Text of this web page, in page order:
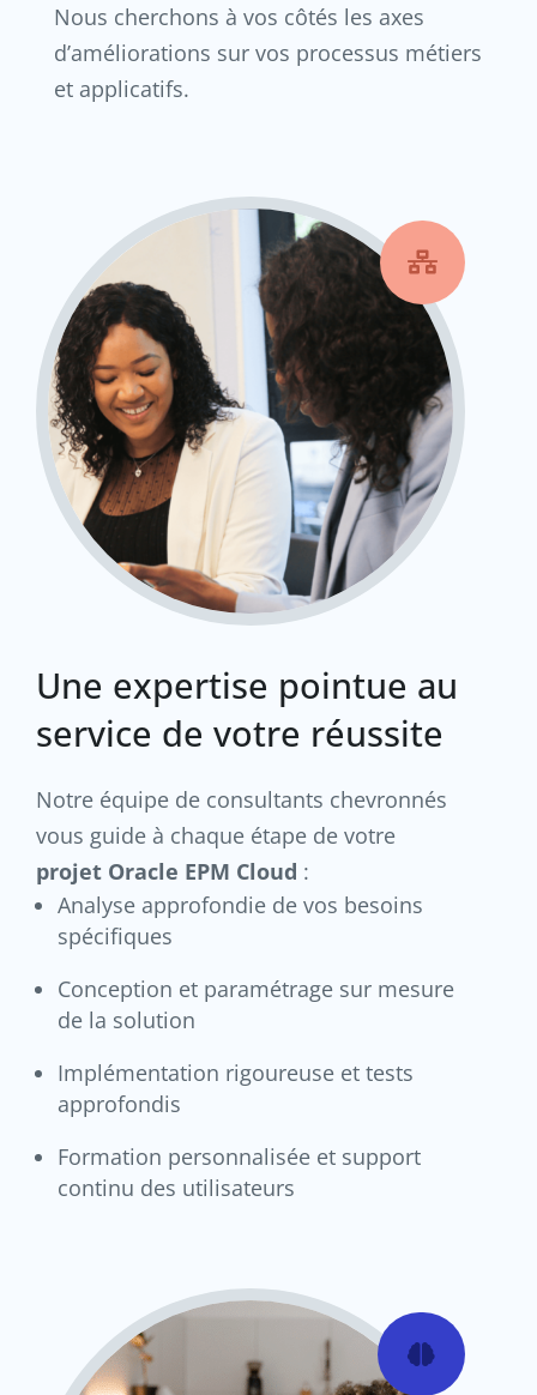
Nous cherchons à vos côtés les axes
d’améliorations sur vos processus métiers
et applicatifs.

Une expertise pointue au
service de votre réussite
Notre équipe de consultants chevronnés
vous guide à chaque étape de votre
projet Oracle EPM Cloud :
Analyse approfondie de vos besoins
spécifiques
Conception et paramétrage sur mesure
de la solution
Implémentation rigoureuse et tests
approfondis
Formation personnalisée et support
continu des utilisateurs
